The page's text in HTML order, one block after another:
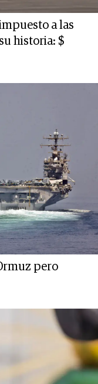
a las
historia: $
pero